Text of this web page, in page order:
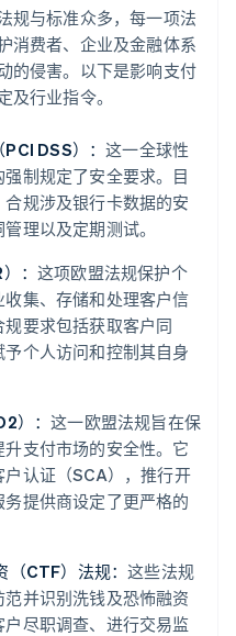
规与标准众多，每一项法
消费者、企业及金融体系
的侵害。以下是影响支付
及行业指令。
PCI DSS）：这一全球性
强制规定了安全要求。目
规涉及银行卡数据的安
理以及定期测试。
： 这项欧盟法规保护个
集、存储和处理客户信
要求包括获取客户同
个人访问和控制其自身
）：这一欧盟法规旨在保
支付市场的安全性。它
户认证（SCA），推行开
提供商设定了更严格的
（CTF）法规：这些法规
并识别洗钱及恐怖融资
尽职调查、进行交易监